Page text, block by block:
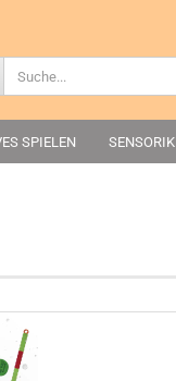
SPIELEN SENSORIK